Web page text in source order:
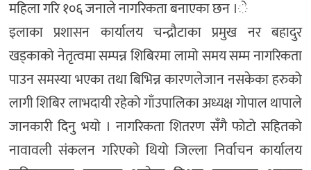
महिला गरि १०६ जनाले नागरिकता बनाएका छन ।े
इलाका प्रशासन कार्यालय चन्द्रौटाका प्रमुख नर बहादुर
खड्काको नेतृत्वमा सम्पन्न शिबिरमा लामो समय सम्म नागरिकता
पाउन समस्या भएका तथा बिभिन्न कारणलेजान नसकेका हरुको
लागी शिबिर लाभदायी रहेको गाँउपालिका अध्यक्ष गोपाल थापाले
जानकारी दिनु भयो । नागरिकता शितरण सँगै फोटो सहितको
नावावली संकलन गरिएको थियो जिल्ला निर्वाचन कार्यालय